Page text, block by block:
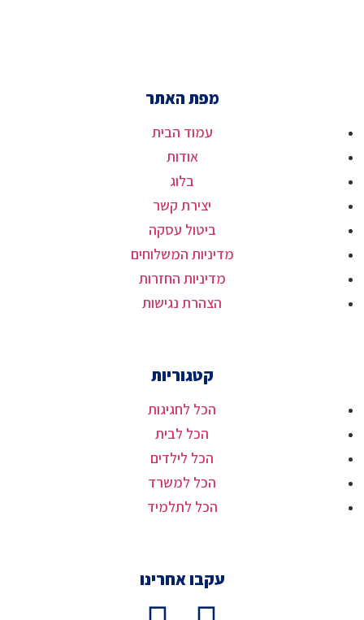
מפת האתר
עמוד הבית
אודות
בלוג
יצירת קשר
ביטול עסקה
מדיניות המשלוחים
מדיניות החזרות
הצהרת נגישות
קטגוריות
הכל לחגיגות
הכל לבית
הכל לילדים
הכל למשרד
הכל לתלמיד
עקבו אחרינו